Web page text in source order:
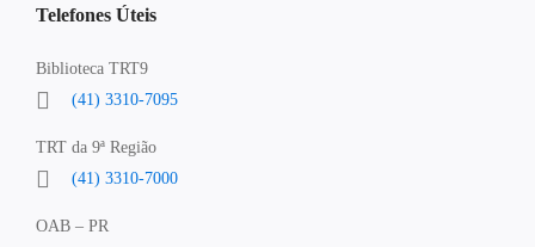
Telefones Úteis
Biblioteca TRT9
(41) 3310-7095
TRT da 9ª Região
(41) 3310-7000
OAB – PR